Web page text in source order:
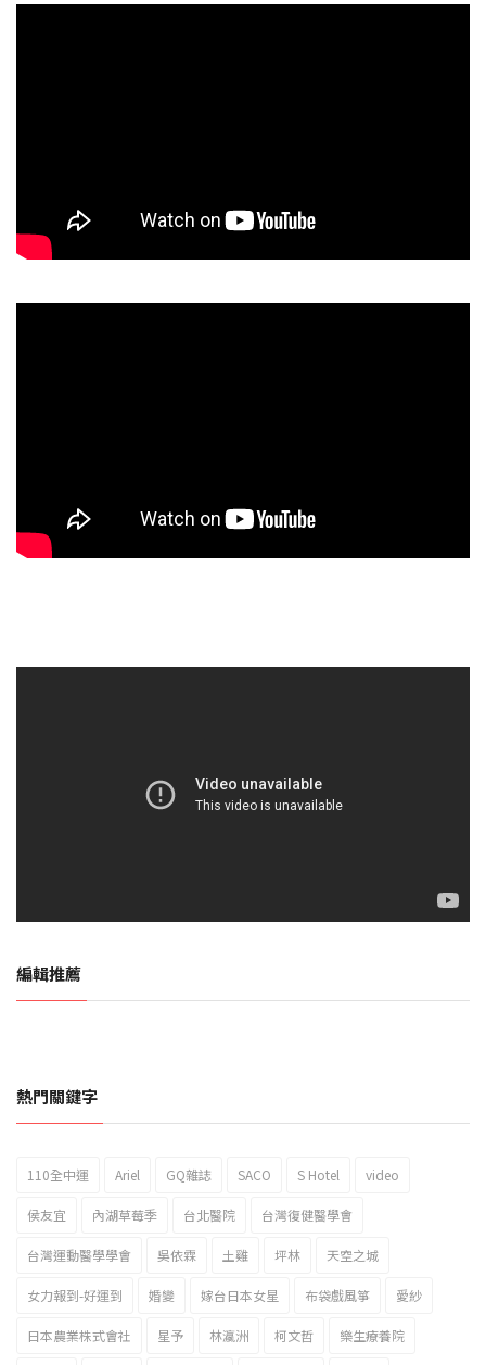
編輯推薦
2023新北市北海岸國際風箏節「風在石起」霸氣回歸
熱門關鍵字
110全中運 Ariel GQ雜誌 SACO S Hotel video
侯友宜 內湖草莓季 台北醫院 台灣復健醫學會
台灣運動醫學學會 吳依霖 土雞 坪林 天空之城
女力報到-好運到 婚變 嫁台日本女星 布袋戲風箏 愛紗
日本農業株式會社 星予 林瀛洲 柯文哲 樂生療養院